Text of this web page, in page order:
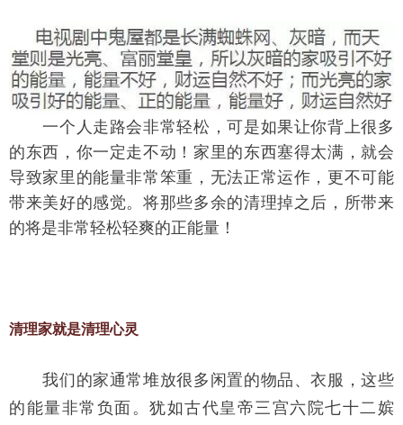
一个人走路会非常轻松，可是如果让你背上很多
的东西，你一定走不动！家里的东西塞得太满，就会
导致家里的能量非常笨重，无法正常运作，更不可能
带来美好的感觉。将那些多余的清理掉之后，所带来
的将是非常轻松轻爽的正能量！
清理家就是清理心灵
我们的家通常堆放很多闲置的物品、衣服，这些
的能量非常负面。犹如古代皇帝三宫六院七十二嫔